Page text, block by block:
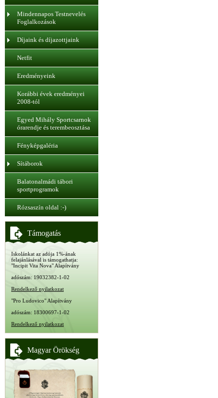
Mindennapos Testnevelés
Foglalkozások
Díjaink és díjazottjaink
Netfit
Eredményeink
Korábbi évek eredményei
2008-tól
Egyed Mihály Sportcsarnok
órarendje és terembeosztása
Fényképgaléria
Sítáborok
Balatonalmádi tábori
sportprogramok
Rózsaszín oldal :-)
Támogatás
Iskolánkat az adója 1%-ának
felajánlásával is támogathatja:
"Incipit Vita Nova" Alapítvány
adószám: 19032382-1-02
Rendelkező nyilatkozat
"Pro Ludovico" Alapítvány
adószám: 18300697-1-02
Rendelkező nyilatkozat
Magyar Örökség